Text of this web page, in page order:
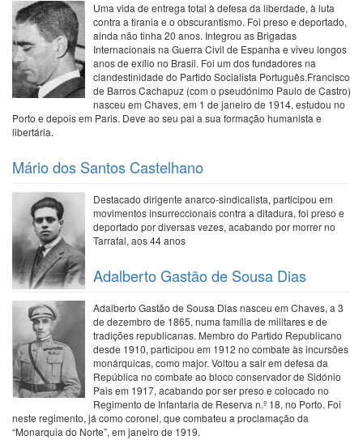
Uma vida de entrega total à defesa da liberdade, à luta
contra a tirania e o obscurantismo. Foi preso e deportado,
ainda não tinha 20 anos. Integrou as Brigadas
Internacionais na Guerra Civil de Espanha e viveu longos
anos de exílio no Brasil. Foi um dos fundadores na
clandestinidade do Partido Socialista Português.Francisco
de Barros Cachapuz (com o pseudónimo Paulo de Castro)
nasceu em Chaves, em 1 de janeiro de 1914, estudou no
Porto e depois em Paris. Deve ao seu pai a sua formação humanista e
libertária.
Mário dos Santos Castelhano
Destacado dirigente anarco-sindicalista, participou em
movimentos insurreccionais contra a ditadura, foi preso e
deportado por diversas vezes, acabando por morrer no
Tarrafal, aos 44 anos
Adalberto Gastão de Sousa Dias
Adalberto Gastão de Sousa Dias nasceu em Chaves, a 3
de dezembro de 1865, numa família de militares e de
tradições republicanas. Membro do Partido Republicano
desde 1910, participou em 1912 no combate às incursões
monárquicas, como major. Voltou a sair em defesa da
República no combate ao bloco conservador de Sidónio
Pais em 1917, acabando por ser preso e colocado no
Regimento de Infantaria de Reserva n.º 18, no Porto. Foi
neste regimento, já como coronel, que combateu a proclamação da
“Monarquia do Norte”, em janeiro de 1919.